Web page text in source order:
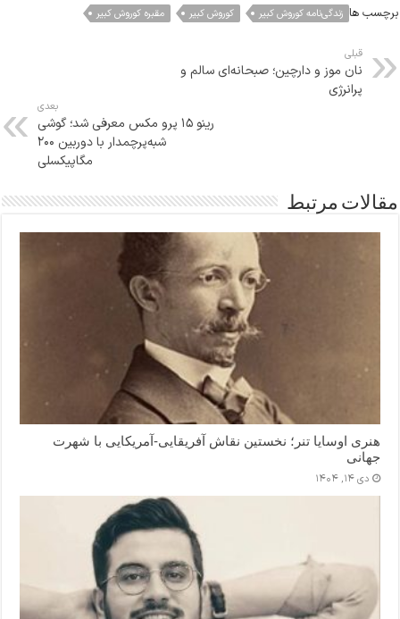
برچسب ها زندگی‌نامه کوروش کبیر کوروش کبیر مقبره کوروش کبیر
قبلی
نان موز و دارچین؛ صبحانه‌ای سالم و
پرانرژی
بعدی
رینو ۱۵ پرو مکس معرفی شد؛ گوشی
شبه‌پرچمدار با دوربین ۲۰۰
مگاپیکسلی
مقالات مرتبط
هنری اوسایا تنر؛ نخستین نقاش آفریقایی-آمریکایی با شهرت
جهانی
دی ۱۴, ۱۴۰۴